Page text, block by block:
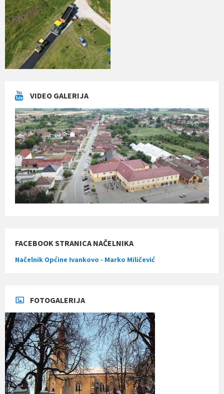
VIDEO GALERIJA
FACEBOOK STRANICA NAČELNIKA
Načelnik Općine Ivankovo - Marko Miličević
FOTOGALERIJA